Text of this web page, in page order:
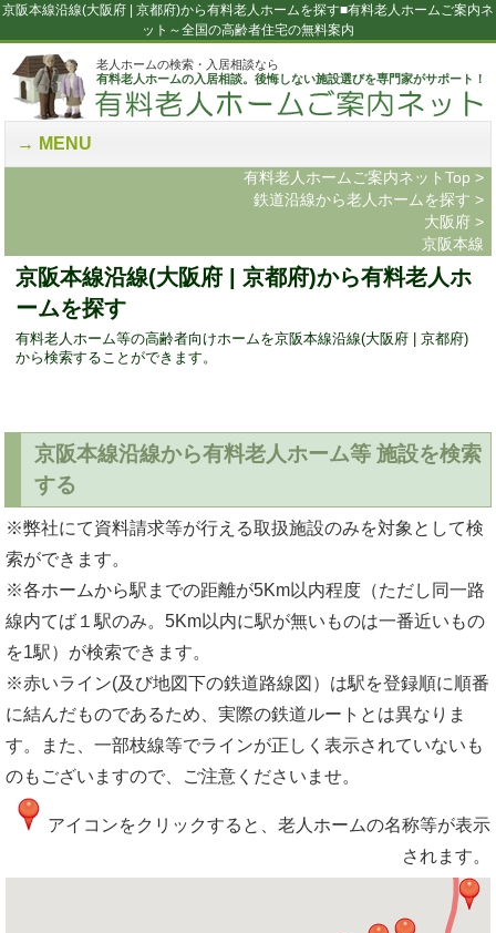
京阪本線沿線(大阪府 | 京都府)から有料老人ホームを探す■有料老人ホームご案内ネ
ット～全国の高齢者住宅の無料案内
老人ホームの検索・入居相談なら
有料老人ホームの入居相談。後悔しない施設選びを専門家がサポート！
MENU
有料老人ホームご案内ネットTop >
鉄道沿線から老人ホームを探す >
大阪府>
京阪本線
京阪本線沿線(大阪府 | 京都府)から有料老人ホ
ームを探す
有料老人ホーム等の高齢者向けホームを京阪本線沿線(大阪府 | 京都府)
から検索することができます。
京阪本線沿線から有料老人ホーム等 施設を検索
する
※弊社にて資料請求等が行える取扱施設のみを対象として検
索ができます。
※各ホームから駅までの距離が5Km以内程度（ただし同一路
線内てば１駅のみ。5Km以内に駅が無いものは一番近いもの
を1駅）が検索できます。
※赤いライン(及び地図下の鉄道路線図）は駅を登録順に順番
に結んだものであるため、実際の鉄道ルートとは異なりま
す。また、一部枝線等でラインが正しく表示されていないも
のもございますので、ご注意くださいませ。
アイコンをクリックすると、老人ホームの名称等が表示
されます。